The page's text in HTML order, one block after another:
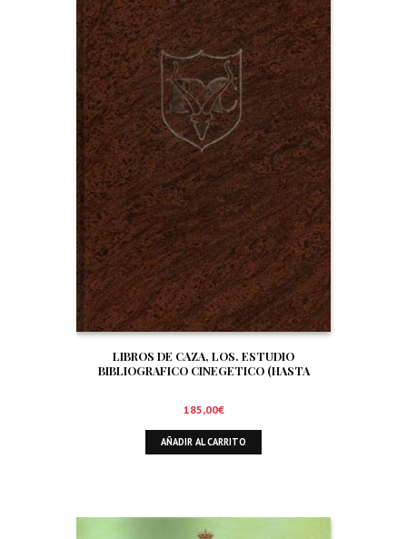
LIBROS DE CAZA, LOS. ESTUDIO
BIBLIOGRAFICO CINEGETICO (HASTA
185,00€
AÑADIR AL CARRITO